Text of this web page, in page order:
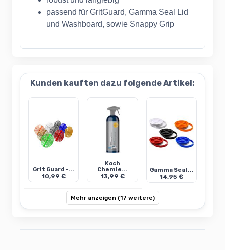
passend für GritGuard, Gamma Seal Lid
und Washboard, sowie Snappy Grip
Kunden kauften dazu folgende Artikel:
Grit Guard -...
10,99 €
Koch
Chemie...
13,99 €
Gamma Seal...
14,95 €
Mehr anzeigen (17 weitere)